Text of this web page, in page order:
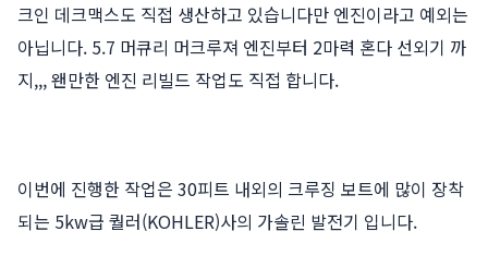
크인 데크맥스도 직접 생산하고 있습니다만 엔진이라고 예외는
아닙니다. 5.7 머큐리 머크루져 엔진부터 2마력 혼다 선외기 까
지,,, 왠만한 엔진 리빌드 작업도 직접 합니다.
이번에 진행한 작업은 30피트 내외의 크루징 보트에 많이 장착
되는 5kw급 퀄러(KOHLER)사의 가솔린 발전기 입니다.